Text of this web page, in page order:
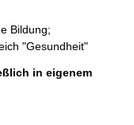
Bildung;
"Gesundheit"
in eigenem